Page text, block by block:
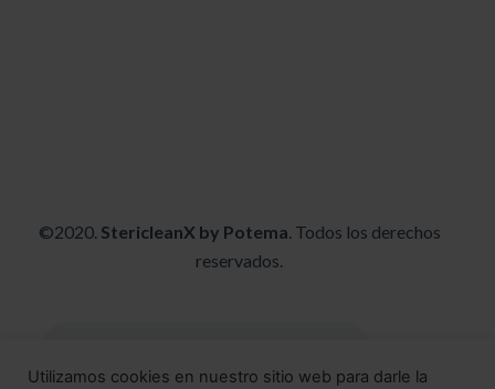
©2020. StericleanX by Potema. Todos los derechos
reservados.
Utilizamos cookies en nuestro sitio web para darle la